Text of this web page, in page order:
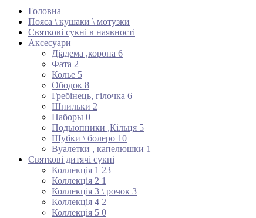
Головна
Пояса \ кушаки \ мотузки
Святкові сукні в наявності
Аксесуари
Діадема ,корона 6
Фата 2
Колье 5
Ободок 8
Гребінець, гілочка 6
Шпильки 2
Наборы 0
Подьюпники ,Кільця 5
Шубки \ болеро 10
Вуалетки , капелюшки 1
Святкові дитячі сукні
Коллекція 1 23
Коллекція 2 1
Коллекція 3 \ рочок 3
Коллекція 4 2
Коллекція 5 0